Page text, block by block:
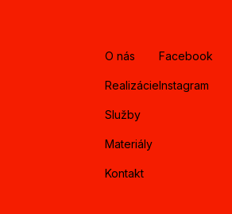
O nás
Realizácie
Služby
Materiály
Kontakt
Facebook
Instagram